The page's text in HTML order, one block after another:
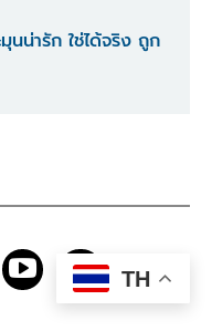
น่ารัก ใช่ได้จริง ถูก
TH